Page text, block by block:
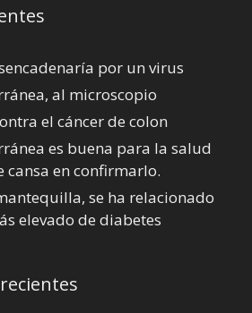
por un virus
al microscopio
el cáncer de colon
es buena para la salud
cansa en confirmarlo.
se ha relacionado
elevado de diabetes